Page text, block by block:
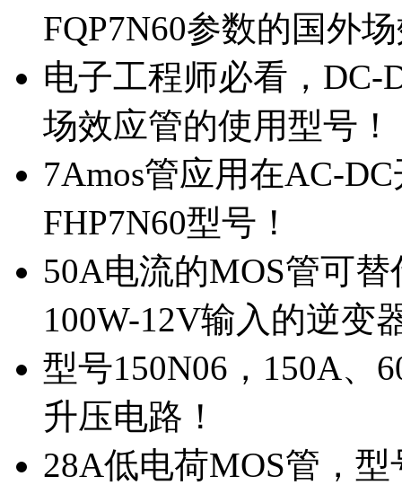
FQP7N60参数的国外
电子工程师必看，DC-
场效应管的使用型号！
7Amos管应用在AC-
FHP7N60型号！
50A电流的MOS管可
100W-12V输入的逆变
型号150N06，150A、
升压电路！
28A低电荷MOS管，